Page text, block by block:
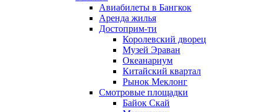
Авиабилеты в Бангкок
Аренда жилья
Достоприм-ти
Королевский дворец
Музей Эраван
Океанариум
Китайский квартал
Рынок Меклонг
Смотровые площадки
Байок Скай